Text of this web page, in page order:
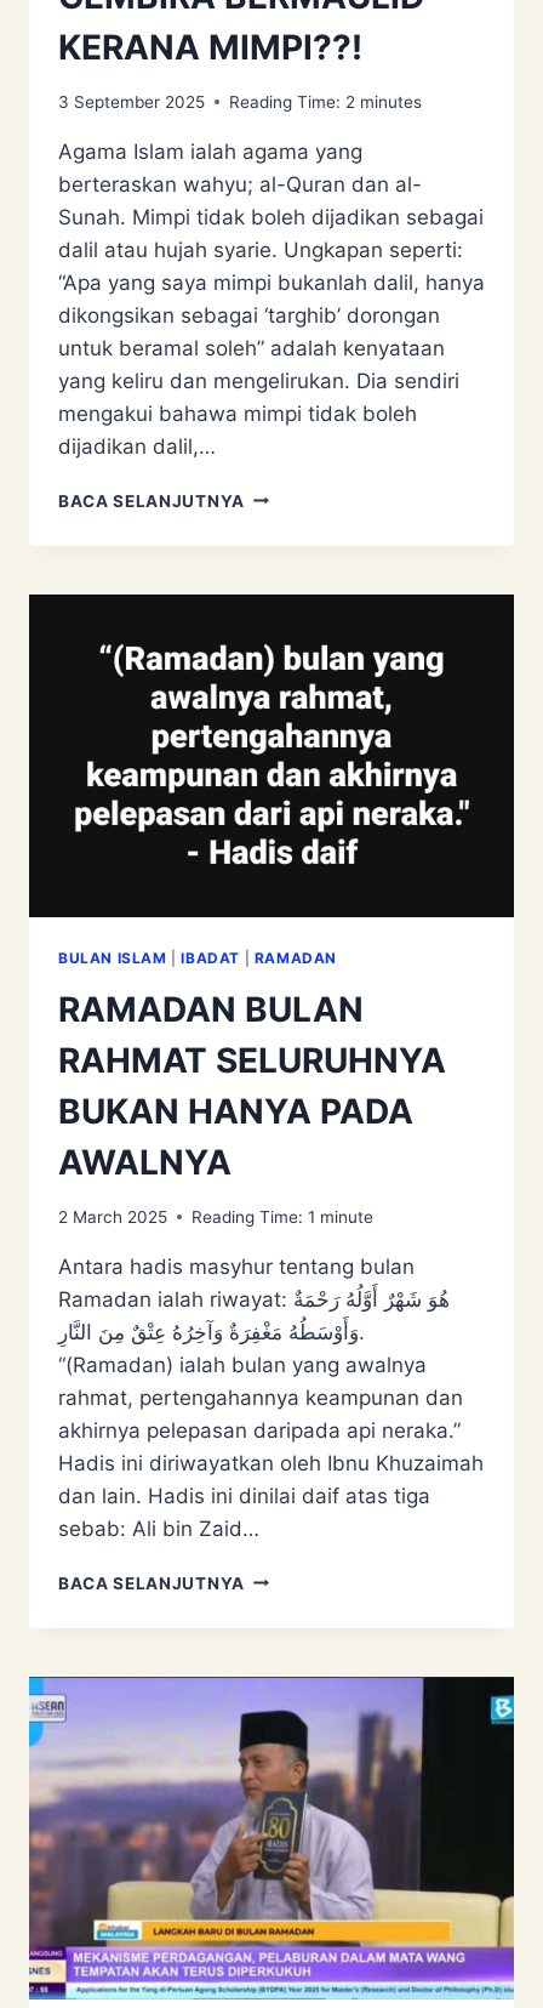
KERANA MIMPI??!
3 September 2025 Reading Time: 2 minutes
Agama Islam ialah agama yang
berteraskan wahyu; al-Quran dan al-
Sunah. Mimpi tidak boleh dijadikan sebagai
dalil atau hujah syarie. Ungkapan seperti:
“Apa yang saya mimpi bukanlah dalil, hanya
dikongsikan sebagai ‘targhib’ dorongan
untuk beramal soleh” adalah kenyataan
yang keliru dan mengelirukan. Dia sendiri
mengakui bahawa mimpi tidak boleh
dijadikan dalil,…
BACA SELANJUTNYA GEMBIRA
KERANA
BULAN ISLAM |IBADAT RAMADAN
RAMADAN BULAN
RAHMAT SELURUHNYA
BUKAN HANYA PADA
AWALNYA
2 March 2025 Reading Time: 1 minute
Antara hadis masyhur tentang bulan
Ramadan ialah riwayat: هُوَ شَهْرٌ ‌أَوَّلُهُ ‌رَحْمَةٌ
‌وَأَوْسَطُهُ ‌مَغْفِرَةٌ ‌وَآخِرُهُ ‌عِتْقٌ ‌مِنَ ‌النَّارِ.
“(Ramadan) ialah bulan yang awalnya
rahmat, pertengahannya keampunan dan
akhirnya pelepasan daripada api neraka.”
Hadis ini diriwayatkan oleh Ibnu Khuzaimah
dan lain. Hadis ini dinilai daif atas tiga
sebab: Ali bin Zaid…
BACA SELANJUTNYA RAMADAN
RAHMAT
BUKAN
AWALNYA